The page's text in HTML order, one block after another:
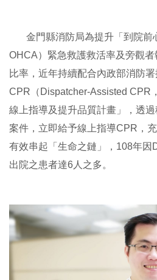
金門縣消防局為提升「到院前
OHCA）緊急救護救活率及旁觀者
比率，近年持續配合內政部消防
CPR（Dispatcher-Assisted CPR
線上指導及提升品質計畫」，透
案件，立即給予線上指導CPR，
有效串起「生命之鏈」，108年因
出院之患者達6人之多。